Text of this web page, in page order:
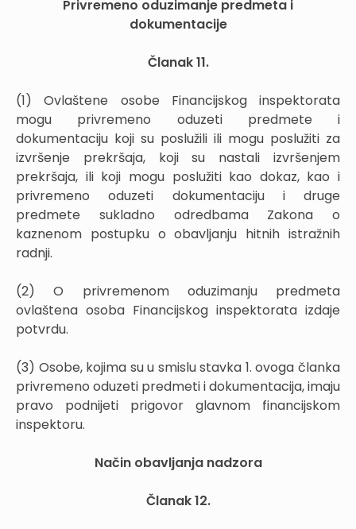
Privremeno oduzimanje predmeta i
dokumentacije
Članak 11.
(1) Ovlaštene osobe Financijskog inspektorata
mogu privremeno oduzeti predmete i
dokumentaciju koji su poslužili ili mogu poslužiti za
izvršenje prekršaja, koji su nastali izvršenjem
prekršaja, ili koji mogu poslužiti kao dokaz, kao i
privremeno oduzeti dokumentaciju i druge
predmete sukladno odredbama Zakona o
kaznenom postupku o obavljanju hitnih istražnih
radnji.
(2) O privremenom oduzimanju predmeta
ovlaštena osoba Financijskog inspektorata izdaje
potvrdu.
(3) Osobe, kojima su u smislu stavka 1. ovoga članka
privremeno oduzeti predmeti i dokumentacija, imaju
pravo podnijeti prigovor glavnom financijskom
inspektoru.
Način obavljanja nadzora
Članak 12.